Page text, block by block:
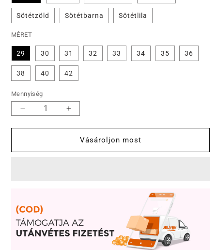
Sötétzöld Sötétbarna Sötétlila
MÉRET
29 30 31 32 33 34 35 36
38 40 42
Mennyiség
KORDBÁRSONY
EGYENES
🌹
KORDBÁRSONY
EGYENES
Vásároljon most